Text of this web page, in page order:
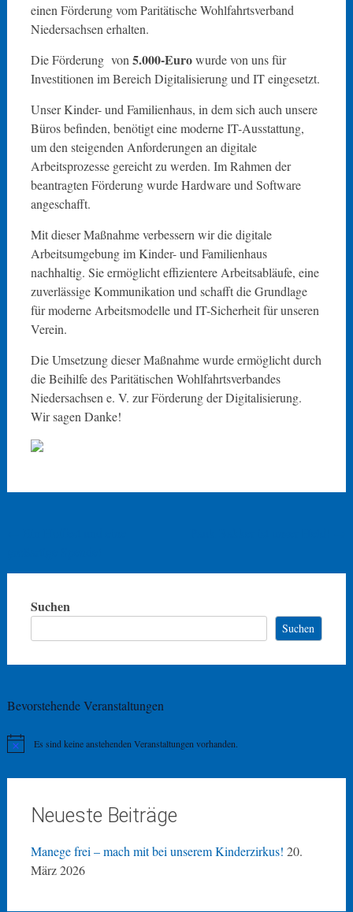
einen Förderung vom Paritätische Wohlfahrtsverband
Niedersachsen erhalten.
Die Förderung von 5.000-Eurowurde von uns für
Investitionen im Bereich Digitalisierung und IT eingesetzt.
Unser Kinder- und Familienhaus, in dem sich auch unsere
Büros befinden, benötigt eine moderne IT-Ausstattung,
um den steigenden Anforderungen an digitale
Arbeitsprozesse gereicht zu werden. Im Rahmen der
beantragten Förderung wurde Hardware und Software
angeschafft.
Mit dieser Maßnahme verbessern wir die digitale
Arbeitsumgebung im Kinder- und Familienhaus
nachhaltig. Sie ermöglicht effizientere Arbeitsabläufe, eine
zuverlässige Kommunikation und schafft die Grundlage
für moderne Arbeitsmodelle und IT-Sicherheit für unseren
Verein.
Die Umsetzung dieser Maßnahme wurde ermöglicht durch
die Beihilfe des Paritätischen Wohlfahrtsverbandes
Niedersachsen e. V. zur Förderung der Digitalisierung.
Wir sagen Danke!
Suchen
Suchen
Bevorstehende Veranstaltungen
HinweisEs sind keine anstehenden Veranstaltungen vorhanden.
Neueste Beiträge
Manege frei – mach mit bei unserem Kinderzirkus! 20.
März 2026